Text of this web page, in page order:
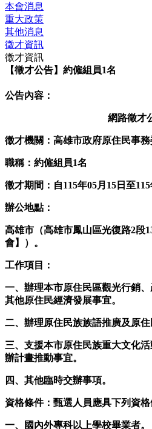
本會消息
重大政策
其他消息
徵才資訊
徵才資訊
【徵才公告】約僱組員1名
公告內容：
網路徵才
徵才機關：高雄市政府原住民事
職稱：約僱組員1名
徵才期間：自115年05月15日至115
辦公地點：
高雄市（高雄市鳳山區光復路2段
會】）。
工作項目：
一、辦理本市原住民區觀光行銷
其他原住民經濟發展事宜。
二、辦理原住民族族語推廣及原住
三、支援本市原住民族重大文化
辦計畫推動事宜。
四、其他臨時交辦事項。
資格條件：甄選人員應具下列資格
一、國內外專科以上學校畢業者。